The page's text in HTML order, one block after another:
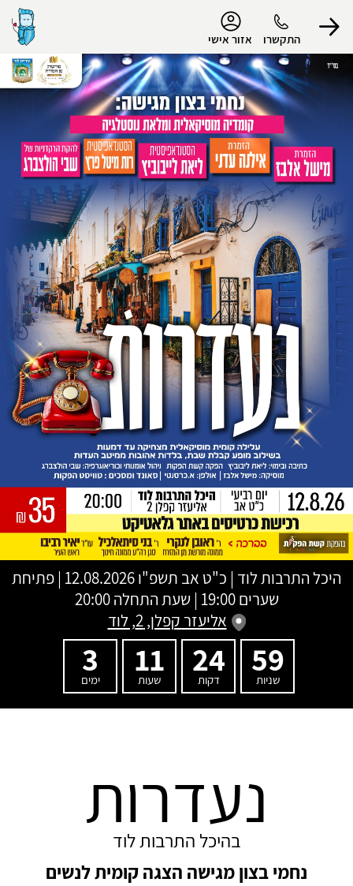
התקשרו אזור אישי
הפרופיל שלי
התנתק
היכל התרבות לוד | כ"ט אב תשפ"ו
12.08.2026 | פתיחת
שערים 19:00 | שעת התחלה 20:00
אליעזר קפלן, 2, לוד
59
שניות
24
דקות
11
שעות
3
ימים
נעדרות
בהיכל התרבות לוד
נחמי בצון מגישה הצגה קומית לנשים